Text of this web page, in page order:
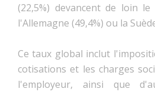
(22,5%) devancent de loin le
l'Allemagne (49,4%) ou la
Ce taux global inclut
cotisations et les charges
l'employeur, ainsi que